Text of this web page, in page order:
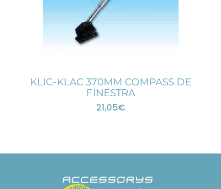
KLIC-KLAC 370MM COMPASS DE
FINESTRA
21,05€